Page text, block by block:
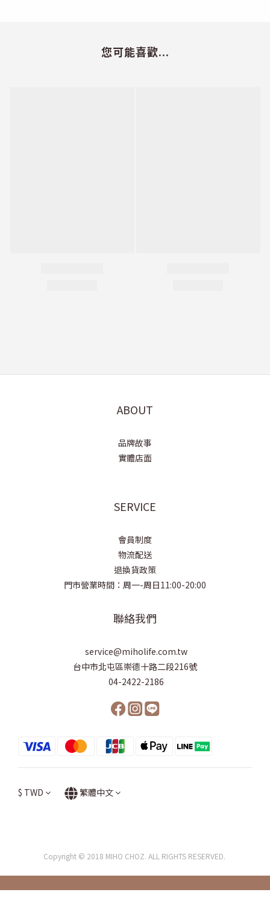
您可能喜歡...
ABOUT
品牌故事
實體店面
SERVICE
會員制度
物流配送
退換貨政策
門市營業時間：周一-周日11:00-20:00
聯絡我們
service@miholife.com.tw
台中市北屯區崇德十路二段216號
04-2422-2186
$ TWD 繁體中文
Copyright © 2018 MIHO CHOZ. ALL RIGHTS RESERVED.